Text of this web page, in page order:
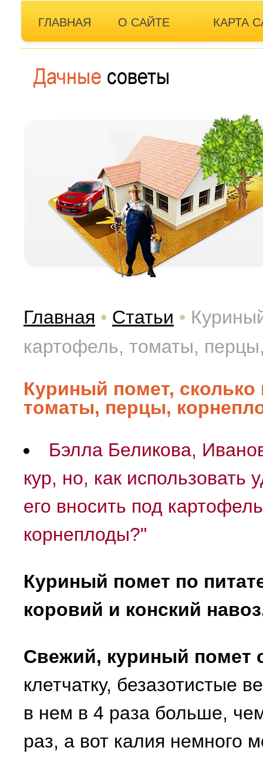
ГЛАВНАЯ О САЙТЕ КАРТА
Главная • Статьи •
картофель, томаты,
Куриный помет,
томаты, перцы,
Бэлла Беликова,
кур, но, как использовать
его вносить под
корнеплоды?"
Куриный помет по
коровий и конский
Свежий, куриный помет
клетчатку, безазотистые
в нем в 4 раза больше,
раз, а вот калия немного